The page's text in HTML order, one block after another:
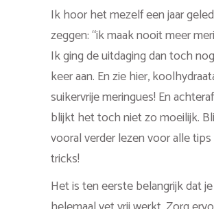
Ik hoor het mezelf een jaar
zeggen: “ik maak nooit meer
Ik ging de uitdaging dan toch
keer aan. En zie hier,
suikervrije meringues! En
blijkt het toch niet zo moeilijk.
vooral verder lezen voor alle
tricks!
Het is ten eerste belangrijk dat je